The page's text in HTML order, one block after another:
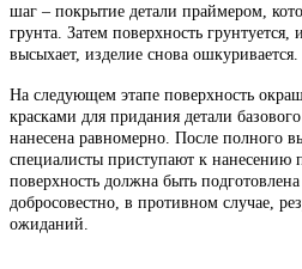
шаг – покрытие детали праймером,
грунта. Затем поверхность грунтуется,
высыхает, изделие снова ошкуривается.
На следующем этапе поверхность
красками для придания детали
нанесена равномерно. После полного
специалисты приступают к нанесению
поверхность должна быть
добросовестно, в противном случае,
ожиданий.